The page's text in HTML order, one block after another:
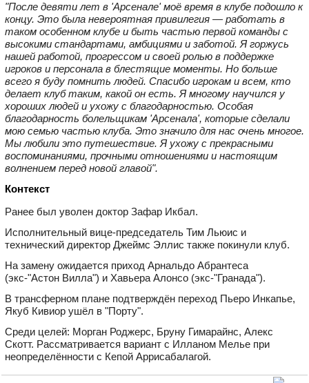
"После девяти лет в 'Арсенале' моё время в клубе подошло к
концу. Это была невероятная привилегия — работать в
таком особенном клубе и быть частью первой команды с
высокими стандартами, амбициями и заботой. Я горжусь
нашей работой, прогрессом и своей ролью в поддержке
игроков и персонала в блестящие моменты. Но больше
всего я буду помнить людей. Спасибо игрокам и всем, кто
делает клуб таким, какой он есть. Я многому научился у
хороших людей и ухожу с благодарностью. Особая
благодарность болельщикам 'Арсенала', которые сделали
мою семью частью клуба. Это значило для нас очень многое.
Мы любили это путешествие. Я ухожу с прекрасными
воспоминаниями, прочными отношениями и настоящим
волнением перед новой главой".
Контекст
Ранее был уволен доктор Зафар Икбал.
Исполнительный вице‑председатель Тим Льюис и
технический директор Джеймс Эллис также покинули клуб.
На замену ожидается приход Арнальдо Абрантеса
(экс‑"Астон Вилла") и Хавьера Алонсо (экс‑"Гранада").
В трансферном плане подтверждён переход Пьеро Инкапье,
Якуб Кивиор ушёл в "Порту".
Среди целей: Морган Роджерс, Бруну Гимарайнс, Алекс
Скотт. Рассматривается вариант с Илланом Мелье при
неопределённости с Кепой Аррисабалагой.